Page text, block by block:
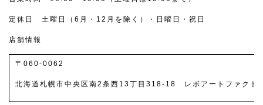
定休日 土曜日（6月・12月を除く）・日曜日・祝日
店舗情報
〒060-0062
北海道札幌市中央区南2条西13丁目318-18 レボアートファクト